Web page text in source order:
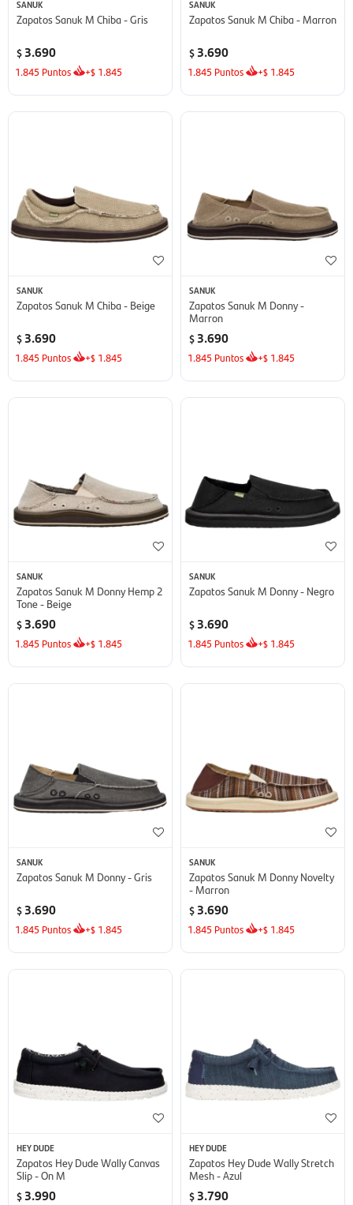
SANUK
Zapatos Sanuk M Chiba - Gris
$ 3.690
1.845 Puntos +$ 1.845
SANUK
Zapatos Sanuk M Chiba - Marron
$ 3.690
1.845 Puntos +$ 1.845
SANUK
Zapatos Sanuk M Chiba - Beige
$ 3.690
1.845 Puntos +$ 1.845
SANUK
Zapatos Sanuk M Donny -
Marron
$ 3.690
1.845 Puntos +$ 1.845
SANUK
Zapatos Sanuk M Donny Hemp 2
Tone - Beige
$ 3.690
1.845 Puntos +$ 1.845
SANUK
Zapatos Sanuk M Donny - Negro
$ 3.690
1.845 Puntos +$ 1.845
SANUK
Zapatos Sanuk M Donny - Gris
$ 3.690
1.845 Puntos +$ 1.845
SANUK
Zapatos Sanuk M Donny Novelty
- Marron
$ 3.690
1.845 Puntos +$ 1.845
HEY DUDE
Zapatos Hey Dude Wally Canvas
Slip - On M
$ 3.990
HEY DUDE
Zapatos Hey Dude Wally Stretch
Mesh - Azul
$ 3.790